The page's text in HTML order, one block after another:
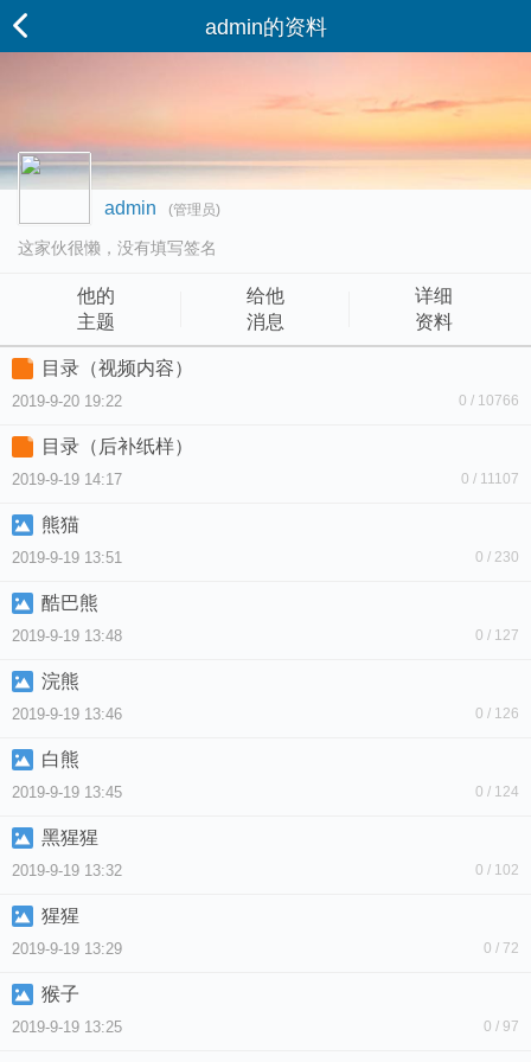
admin的资料
admin (管理员)
这家伙很懒，没有填写签名
他的
主题
给他
消息
详细
资料
目录（视频内容）
2019-9-20 19:22 0 / 10766
目录（后补纸样）
2019-9-19 14:17 0 / 11107
熊猫
2019-9-19 13:51 0 / 230
酷巴熊
2019-9-19 13:48 0 / 127
浣熊
2019-9-19 13:46 0 / 126
白熊
2019-9-19 13:45 0 / 124
黑猩猩
2019-9-19 13:32 0 / 102
猩猩
2019-9-19 13:29 0 / 72
猴子
2019-9-19 13:25 0 / 97